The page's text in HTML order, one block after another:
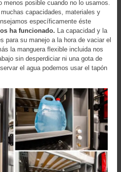
menos posible cuando no lo usamos.
capacidades, materiales y
específicamente éste
ha funcionado. La capacidad y la
para su manejo a la hora de vaciar el
la manguera flexible incluida nos
sin desperdiciar ni una gota de
el agua podemos usar el tapón